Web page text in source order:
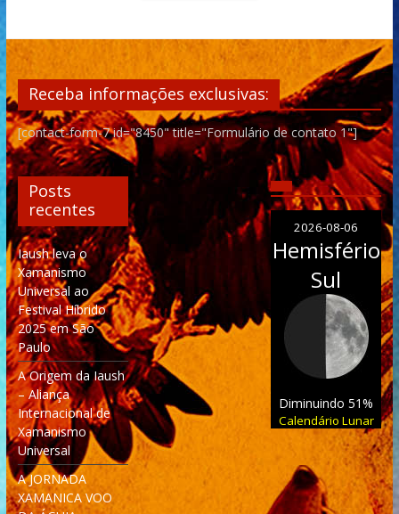
Receba informações exclusivas:
[contact-form-7 id="8450" title="Formulário de contato 1"]
Posts
recentes
Iaush leva o
Xamanismo
Universal ao
Festival Híbrido
2025 em São
Paulo
A Origem da Iaush
– Aliança
Internacional de
Xamanismo
Universal
A JORNADA
XAMANICA VOO
2026-08-06
Hemisfério
Sul
Diminuindo 51%
Calendário Lunar